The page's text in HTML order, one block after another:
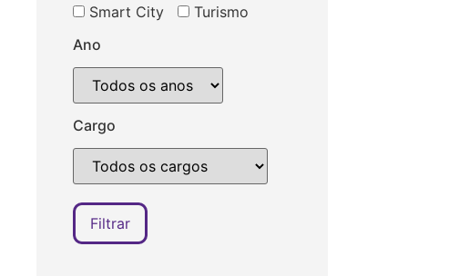
Smart City
Turismo
Ano
Cargo